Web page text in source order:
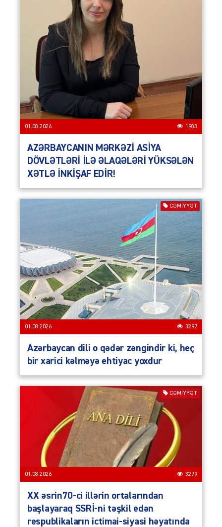
01.08.2026 1983
AZƏRBAYCANIN MƏRKƏZİ ASİYA
DÖVLƏTLƏRİ İLƏ ƏLAQƏLƏRİ YÜKSƏLƏN
XƏTLƏ İNKİŞAF EDİR!
CƏMIYYƏT
01.08.2026 3297
Azərbaycan dili o qədər zəngindir ki, heç
bir xarici kəlməyə ehtiyac yoxdur
CƏMIYYƏT
01.08.2026 3279
XX əsrin70-ci illərin ortalarından
başlayaraq SSRİ-ni təşkil edən
respublikaların ictimai-siyasi həyatında